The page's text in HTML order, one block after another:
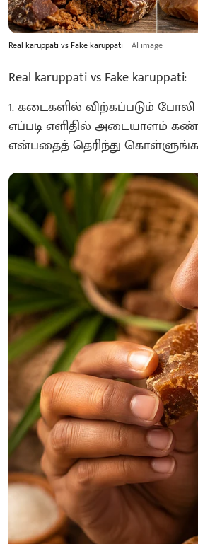
Real karuppati vs Fake karuppati AI image
Real karuppati vs Fake karuppati:
1. கடைகளில் விற்கப்படும்
எப்படி எளிதில் அடையாளம்
என்பதைத் தெரிந்து